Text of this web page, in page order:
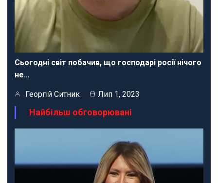
Сьогодні світ побачив, що господарі росії нічого
не…
Георгій Ситник Лип 1, 2023
Найбільш обговорювані